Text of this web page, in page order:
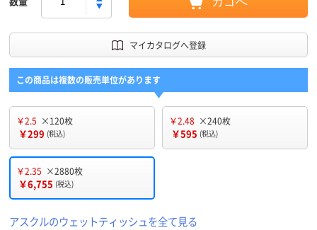
マイカタログへ登録
この商品は複数の販売単位があります
￥2.5 ×120枚
￥299 (税込)
￥2.48 ×240枚
￥595 (税込)
￥2.35 ×2880枚
￥6,755 (税込)
アスクルのウェットティッシュを全て見る